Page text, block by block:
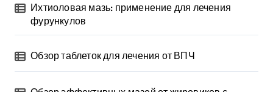
Ихтиоловая мазь: применение для лечения
фурункулов
Обзор таблеток для лечения от ВПЧ